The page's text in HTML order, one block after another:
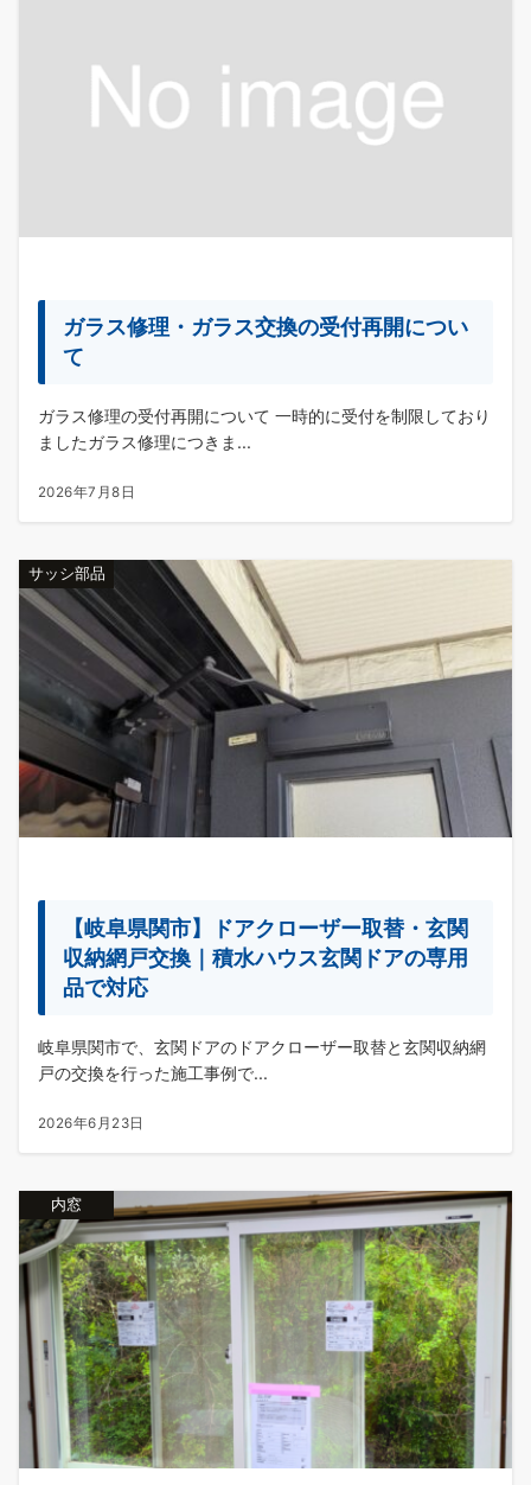
ガラス修理・ガラス交換の受付再開につい
て
ガラス修理の受付再開について 一時的に受付を制限しており
ましたガラス修理につきま...
2026年7月8日
サッシ部品
【岐阜県関市】ドアクローザー取替・玄関
収納網戸交換｜積水ハウス玄関ドアの専用
品で対応
岐阜県関市で、玄関ドアのドアクローザー取替と玄関収納網
戸の交換を行った施工事例で...
2026年6月23日
内窓